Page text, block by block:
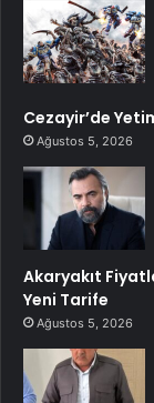
Cezayir’de
Ağustos 5, 2026
Akaryakıt
Yeni Tarife
Ağustos 5, 2026